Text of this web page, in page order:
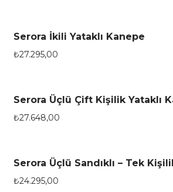
Serora İkili Yataklı Kanepe
₺27.295,00
Serora Üçlü Çift Kişilik Yataklı
₺27.648,00
₺24.295,00